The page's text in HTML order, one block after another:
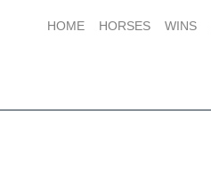
HOME
HORSES WINS